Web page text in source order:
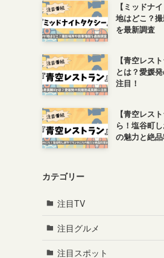
【ミッドナ
地はどこ？
を最新調査
【青空レス
とは？愛媛
注目！
【青空レス
ら！塩谷町
の魅力と絶
カテゴリー
注目TV
注目グルメ
注目スポット